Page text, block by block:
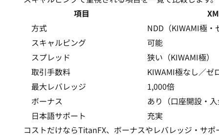
項目
方式
NDD（KIWAMI極・
スキャルピング
可能
スプレッド
狭い（KIWAMI極）
取引手数料
KIWAMI極なし／ゼ
最大レバレッジ
1,000倍
ボーナス
あり（口座開設・
日本語サポート
充実
コストだけならTitanFX、ボーナスやレバレッジ・サ